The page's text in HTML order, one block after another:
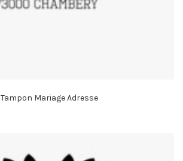
Tampon Mariage Adresse